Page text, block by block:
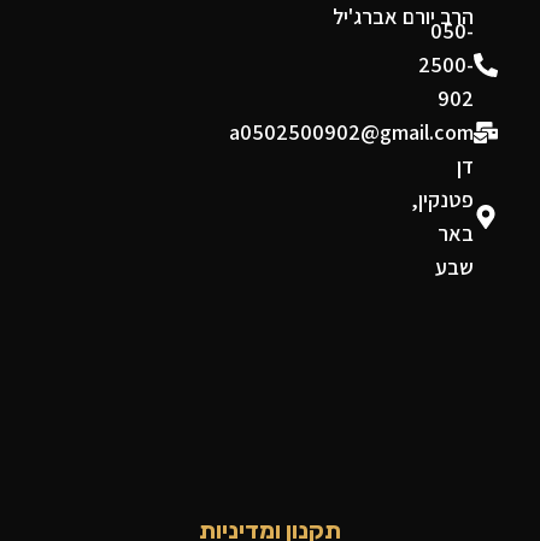
050-
2500-
902
a0502500902@gmail.com
דן
פטנקין,
באר
שבע
הרב יורם אברג'יל
תקנון ומדיניות